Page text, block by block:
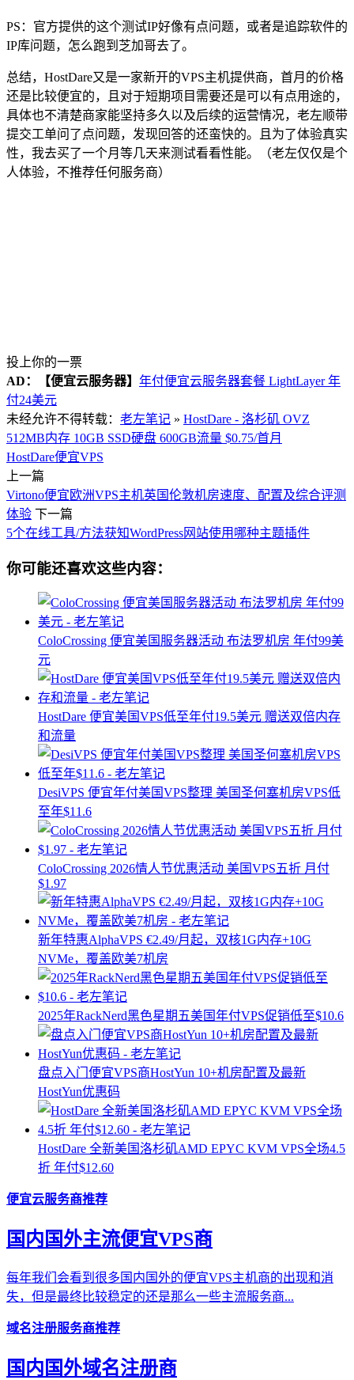
PS：官方提供的这个测试IP好像有点问题，或者是追踪软件的
IP库问题，怎么跑到芝加哥去了。
总结，HostDare又是一家新开的VPS主机提供商，首月的价格
还是比较便宜的，且对于短期项目需要还是可以有点用途的，
具体也不清楚商家能坚持多久以及后续的运营情况，老左顺带
提交工单问了点问题，发现回答的还蛮快的。且为了体验真实
性，我去买了一个月等几天来测试看看性能。（老左仅仅是个
人体验，不推荐任何服务商）
投上你的一票
AD：
【便宜云服务器】 年付便宜云服务器套餐 LightLayer 年
付24美元
未经允许不得转载： 老左笔记 » HostDare - 洛杉矶 OVZ
512MB内存 10GB SSD硬盘 600GB流量 $0.75/首月
HostDare便宜VPS
上一篇
Virtono便宜欧洲VPS主机英国伦敦机房速度、配置及综合评测
体验 下一篇
5个在线工具/方法获知WordPress网站使用哪种主题插件
你可能还喜欢这些内容：
ColoCrossing 便宜美国服务器活动 布法罗机房 年付99美
元
HostDare 便宜美国VPS低至年付19.5美元 赠送双倍内存
和流量
DesiVPS 便宜年付美国VPS整理 美国圣何塞机房VPS低
至年$11.6
ColoCrossing 2026情人节优惠活动 美国VPS五折 月付
$1.97
新年特惠AlphaVPS €2.49/月起，双核1G内存+10G
NVMe，覆盖欧美7机房
2025年RackNerd黑色星期五美国年付VPS促销低至$10.6
盘点入门便宜VPS商HostYun 10+机房配置及最新
HostYun优惠码
HostDare 全新美国洛杉矶AMD EPYC KVM VPS全场4.5
折 年付$12.60
便宜云服务商推荐
国内国外主流便宜VPS商
每年我们会看到很多国内国外的便宜VPS主机商的出现和消
失，但是最终比较稳定的还是那么一些主流服务商...
域名注册服务商推荐
国内国外域名注册商